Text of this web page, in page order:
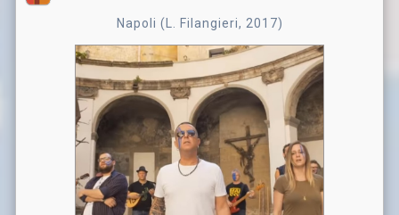
Napoli (L. Filangieri, 2017)